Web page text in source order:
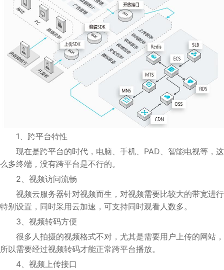
1、跨平台特性
现在是跨平台的时代，电脑、手机、PAD、智能电视等，这
么多终端，没有跨平台是不行的。
2、视频访问流畅
视频云服务器针对视频而生，对视频需要比较大的带宽进行
特别设置，同时采用云加速，可支持同时观看人数多。
3、视频转码方便
很多人拍摄的视频格式不对，尤其是需要用户上传的网站，
所以需要经过视频转码才能正常跨平台播放。
4、视频上传接口